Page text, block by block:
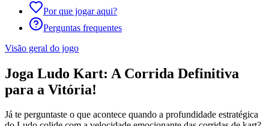
Por que jogar aqui?
Perguntas frequentes
Visão geral do jogo
Joga Ludo Kart: A Corrida Definitiva
para a Vitória!
Já te perguntaste o que acontece quando a profundidade estratégica